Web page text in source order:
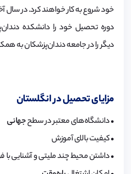
خود شروع به کار خواهند کرد. در سال
دوره تحصیل خود را دانشکده
دیگر را در جامعه دندان‌پزشکان به
مزایای تحصیل‌ در انگلستان
• دانشگاه‌های معتبر در سطحجهانی
• کیفیت بالای آموزش
• داشتن محیط چند ملیتی و آشنایی